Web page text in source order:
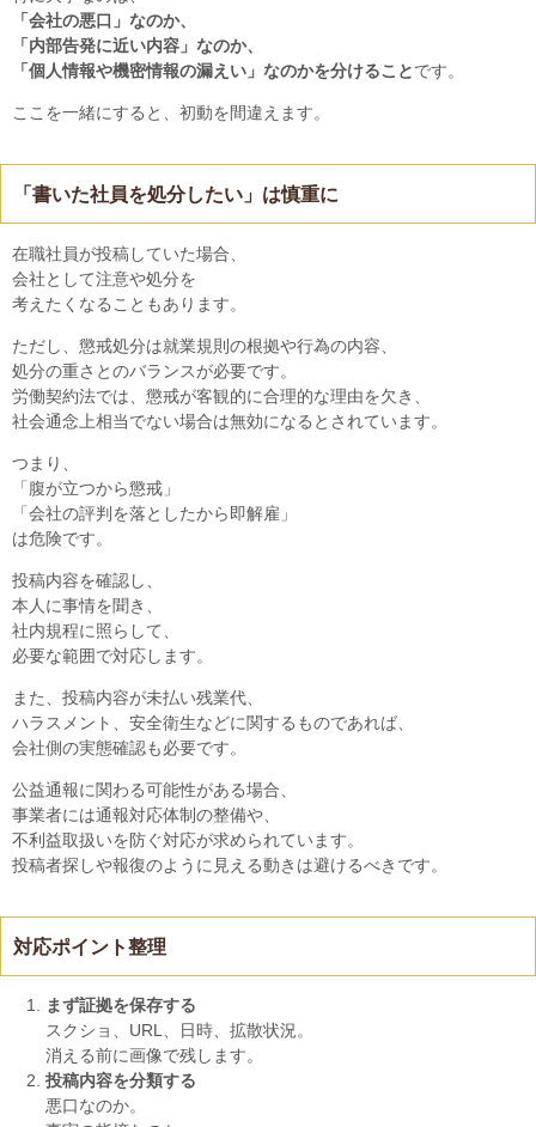
「会社の悪口」なのか、
「内部告発に近い内容」なのか、
「個人情報や機密情報の漏えい」なのかを分けることです。
ここを一緒にすると、初動を間違えます。
「書いた社員を処分したい」は慎重に
在職社員が投稿していた場合、
会社として注意や処分を
考えたくなることもあります。
ただし、懲戒処分は就業規則の根拠や行為の内容、
処分の重さとのバランスが必要です。
労働契約法では、懲戒が客観的に合理的な理由を欠き、
社会通念上相当でない場合は無効になるとされています。
つまり、
「腹が立つから懲戒」
「会社の評判を落としたから即解雇」
は危険です。
投稿内容を確認し、
本人に事情を聞き、
社内規程に照らして、
必要な範囲で対応します。
また、投稿内容が未払い残業代、
ハラスメント、安全衛生などに関するものであれば、
会社側の実態確認も必要です。
公益通報に関わる可能性がある場合、
事業者には通報対応体制の整備や、
不利益取扱いを防ぐ対応が求められています。
投稿者探しや報復のように見える動きは避けるべきです。
対応ポイント整理
まず証拠を保存する
スクショ、URL、日時、拡散状況。
消える前に画像で残します。
投稿内容を分類する
悪口なのか。